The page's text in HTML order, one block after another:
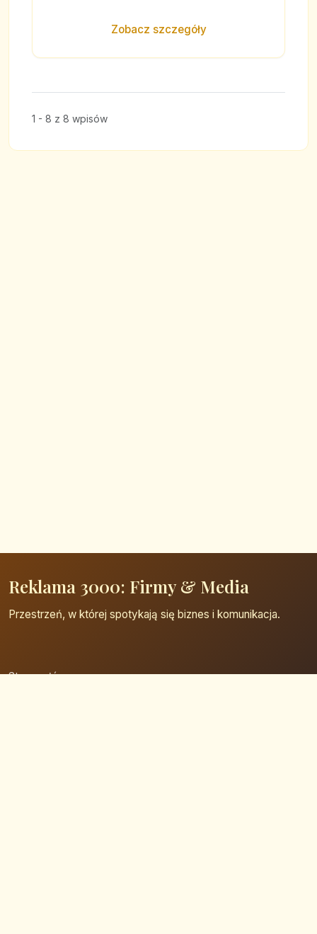
Zobacz szczegóły
1 - 8 z 8 wpisów
Reklama 3000: Firmy & Media
Przestrzeń, w której spotykają się biznes i komunikacja.
Strona główna